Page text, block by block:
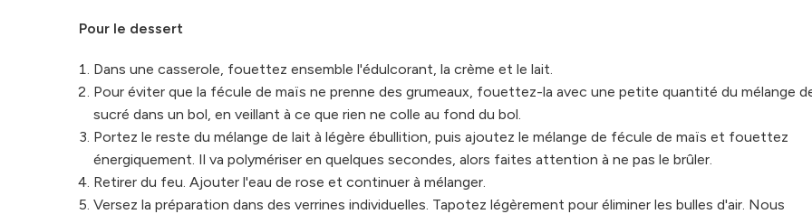
Pour le dessert
Dans une casserole, fouettez ensemble l'édulcorant, la crème et le lait.
Pour éviter que la fécule de maïs ne prenne des grumeaux, fouettez-la avec une petite quantité du mélange
sucré dans un bol, en veillant à ce que rien ne colle au fond du bol.
Portez le reste du mélange de lait à légère ébullition, puis ajoutez le mélange de fécule de maïs et fouettez
énergiquement. Il va polymériser en quelques secondes, alors faites attention à ne pas le brûler.
Retirer du feu. Ajouter l'eau de rose et continuer à mélanger.
Versez la préparation dans des verrines individuelles. Tapotez légèrement pour éliminer les bulles d'air. Nous